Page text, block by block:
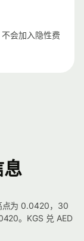
会加入隐性费
息
点为 0.0420，30
。KGS 兑 AED